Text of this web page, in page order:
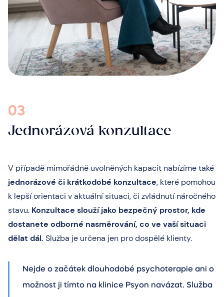
03
Jednorázová konzultace
V případě mimořádně uvolněných kapacit nabízíme také
jednorázové či krátkodobé konzultace, které pomohou
k lepší orientaci v aktuální situaci, či zvládnutí náročného
stavu. Konzultace slouží jako bezpečný prostor, kde
dostanete odborné nasměrování, co ve vaší situaci
dělat dál. Služba je určena jen pro dospělé klienty.
Nejde o začátek dlouhodobé psychoterapie ani o
možnost ji tímto na klinice Psyon navázat. Služba